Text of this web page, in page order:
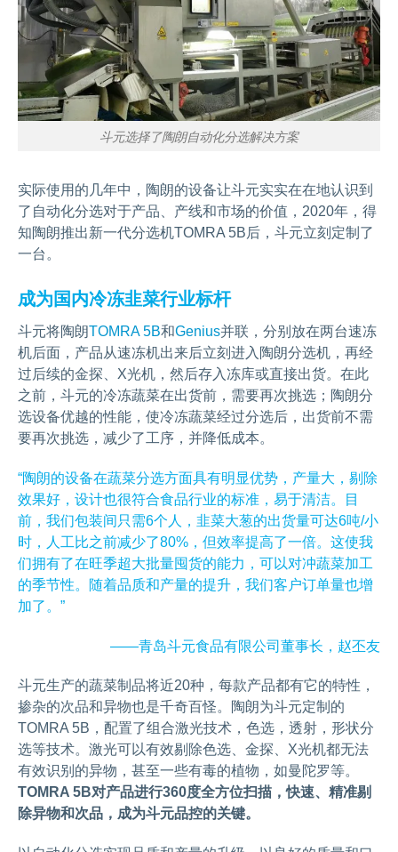
斗元选择了陶朗自动化分选解决方案
实际使用的几年中，陶朗的设备让斗元实实在在地认识到
了自动化分选对于产品、产线和市场的价值，2020年，得
知陶朗推出新一代分选机TOMRA 5B后，斗元立刻定制了
一台。
成为国内冷冻韭菜行业标杆
斗元将陶朗TOMRA 5B和Genius并联，分别放在两台速冻
机后面，产品从速冻机出来后立刻进入陶朗分选机，再经
过后续的金探、X光机，然后存入冻库或直接出货。在此
之前，斗元的冷冻蔬菜在出货前，需要再次挑选；陶朗分
选设备优越的性能，使冷冻蔬菜经过分选后，出货前不需
要再次挑选，减少了工序，并降低成本。
“陶朗的设备在蔬菜分选方面具有明显优势，产量大，剔除
效果好，设计也很符合食品行业的标准，易于清洁。目
前，我们包装间只需6个人，韭菜大葱的出货量可达6吨/小
时，人工比之前减少了80%，但效率提高了一倍。这使我
们拥有了在旺季超大批量囤货的能力，可以对冲蔬菜加工
的季节性。随着品质和产量的提升，我们客户订单量也增
加了。”
——青岛斗元食品有限公司董事长，赵丕友
斗元生产的蔬菜制品将近20种，每款产品都有它的特性，
掺杂的次品和异物也是千奇百怪。陶朗为斗元定制的
TOMRA 5B，配置了组合激光技术，色选，透射，形状分
选等技术。激光可以有效剔除色选、金探、X光机都无法
有效识别的异物，甚至一些有毒的植物，如曼陀罗等。
TOMRA 5B对产品进行360度全方位扫描，快速、精准剔
除异物和次品，成为斗元品控的关键。